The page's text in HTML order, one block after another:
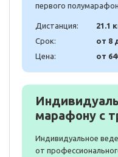
первого
Дистанция:
21.1
Срок:
от 8
Цена:
от
марафону с
Индивидуальное
от